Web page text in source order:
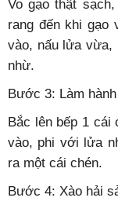
Vo gạo thật
rang đến khi gạo
vào, nấu lửa vừa,
nhừ.
Bước 3: Làm
Bắc lên bếp 1 cái
vào, phi với lửa
ra một cái chén.
Bước 4: Xào hải